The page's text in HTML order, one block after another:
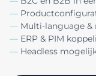
Multi-language
ERP & PIM
Headless